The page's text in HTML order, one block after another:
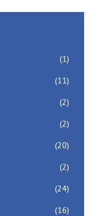
(1)
(11)
(2)
(2)
(20)
(2)
(24)
(16)